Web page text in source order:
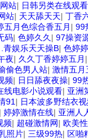
站| 日韩另类在线观看
站| 天天舔天天| 丁香
五月色综合香五月 | 99
码| 色婷久久 | 97操资
.青娱乐天天操B| 色婷
夜| 久久丁香婷婷五月
偷色男人站| 激情五月
频| 日日舔夜夜操| 99
线电影小说观看| 亚洲
91 | 日本波多野结衣
| 婷婷激情在线| 亚洲人
频| 超碰激情网| 欧美
照片| 三级99热| 区啪